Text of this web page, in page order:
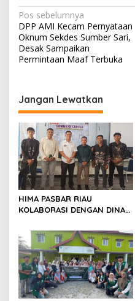
N
a
v
i
a
s
i
p
o
s
Pos sebelumnya
DPP AMI Kecam Pernyataan
Oknum Sekdes Sumber Sari,
Desak Sampaikan
Permintaan Maaf Terbuka
Jangan Lewatkan
HIMA PASBAR RIAU
KOLABORASI DENGAN DINAS
DAN NAGARI: SIAP
MENGAWAL DAN MENGAWASI
PILWANA BADUNSANAK
KABUPATEN PASAMAN BARAT
2026